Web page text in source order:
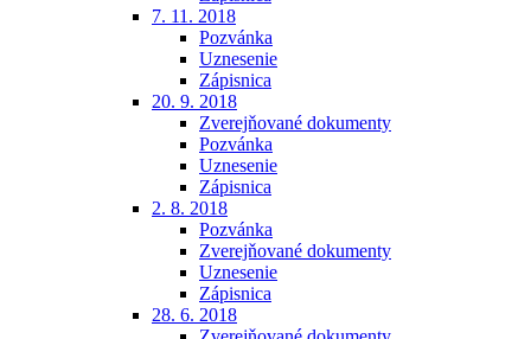
7. 11. 2018
Pozvánka
Uznesenie
Zápisnica
20. 9. 2018
Zverejňované dokumenty
Pozvánka
Uznesenie
Zápisnica
2. 8. 2018
Pozvánka
Zverejňované dokumenty
Uznesenie
Zápisnica
28. 6. 2018